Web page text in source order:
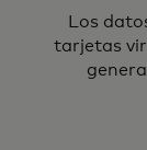
Los
tarjetas